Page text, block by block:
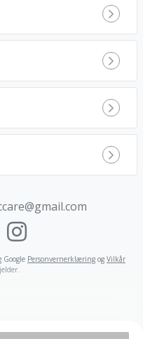
Google Personvernerklæring og Vilkår
.